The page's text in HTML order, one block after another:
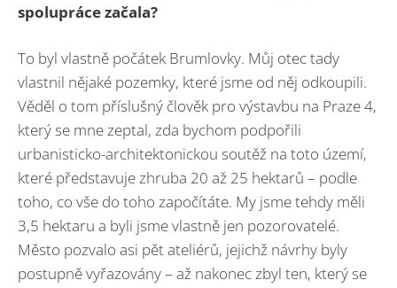
spolupráce začala?
To byl vlastně počátek Brumlovky. Můj otec tady
vlastnil nějaké pozemky, které jsme od něj odkoupili.
Věděl o tom příslušný člověk pro výstavbu na Praze 4,
který se mne zeptal, zda bychom podpořili
urbanisticko-architektonickou soutěž na toto území,
které představuje zhruba 20 až 25 hektarů – podle
toho, co vše do toho započítáte. My jsme tehdy měli
3,5 hektaru a byli jsme vlastně jen pozorovatelé.
Město pozvalo asi pět ateliérů, jejichž návrhy byly
postupně vyřazovány – až nakonec zbyl ten, který se